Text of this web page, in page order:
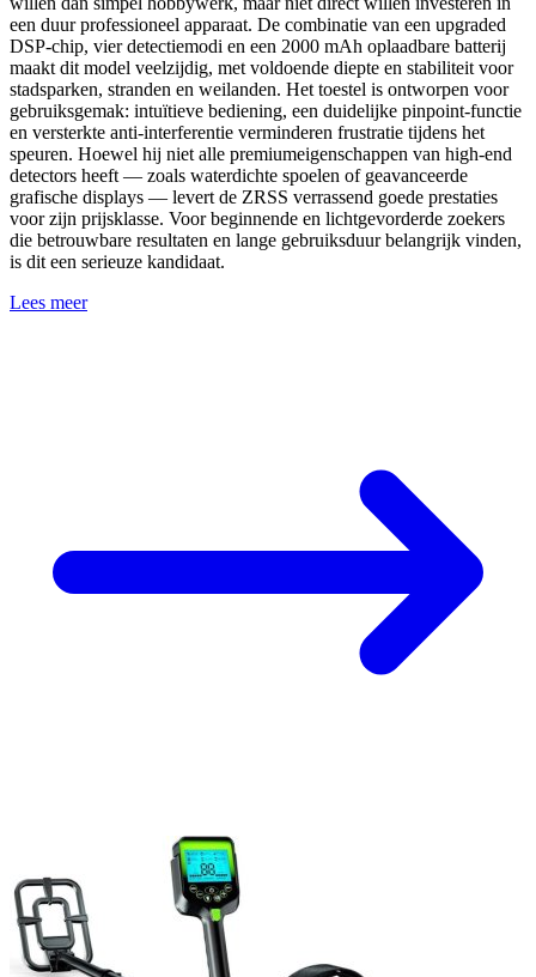
een duur professioneel apparaat. De combinatie van een upgraded
DSP-chip, vier detectiemodi en een 2000 mAh oplaadbare batterij
maakt dit model veelzijdig, met voldoende diepte en stabiliteit voor
stadsparken, stranden en weilanden. Het toestel is ontworpen voor
gebruiksgemak: intuïtieve bediening, een duidelijke pinpoint-functie
en versterkte anti-interferentie verminderen frustratie tijdens het
speuren. Hoewel hij niet alle premiumeigenschappen van high-end
detectors heeft — zoals waterdichte spoelen of geavanceerde
grafische displays — levert de ZRSS verrassend goede prestaties
voor zijn prijsklasse. Voor beginnende en lichtgevorderde zoekers
die betrouwbare resultaten en lange gebruiksduur belangrijk vinden,
is dit een serieuze kandidaat.
Lees meer